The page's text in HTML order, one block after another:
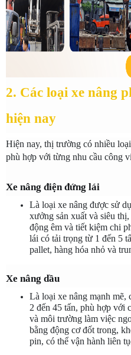
2. Các loại xe nâng
hiện nay
Hiện nay, thị trường có nhiều
phù hợp với từng nhu cầu công
Xe nâng điện đứng lái
Là loại xe nâng được sử
xưởng sản xuất và siêu
động êm và tiết kiệm chi
lái có tải trọng từ 1 đến 5
pallet, hàng hóa nhỏ và
Xe nâng dầu
Là loại xe nâng mạnh mẽ,
2 đến 45 tấn, phù hợp với
và môi trường làm việc
bằng động cơ đốt trong,
pin, có thể vận hành liên